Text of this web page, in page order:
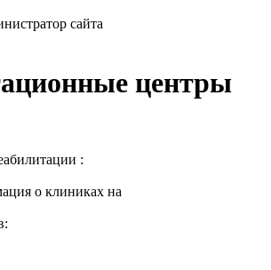
сайта
центры
:
о клиниках на